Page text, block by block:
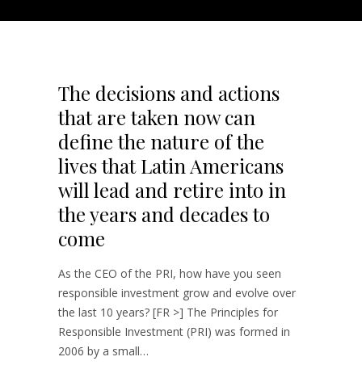
The decisions and actions
that are taken now can
define the nature of the
lives that Latin Americans
will lead and retire into in
the years and decades to
come
As the CEO of the PRI, how have you seen
responsible investment grow and evolve over
the last 10 years? [FR >] The Principles for
Responsible Investment (PRI) was formed in
2006 by a small…